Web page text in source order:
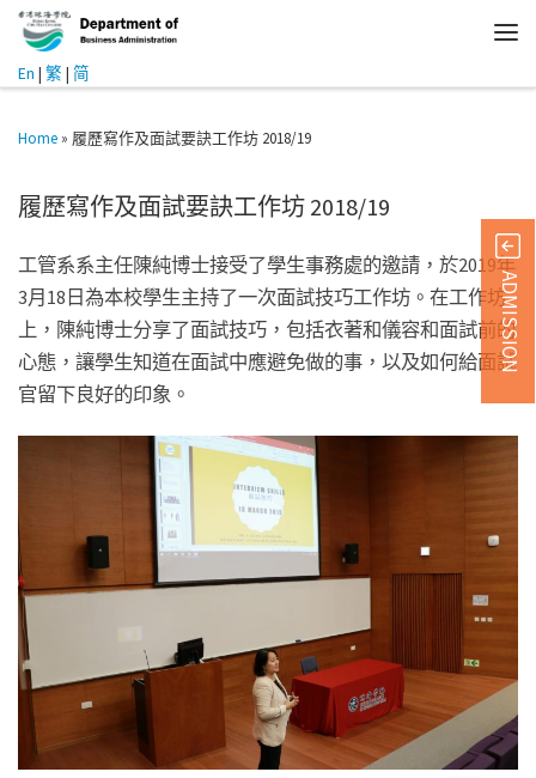
En | 繁 | 简
Home » 履歷寫作及面試要訣工作坊 2018/19
履歷寫作及面試要訣工作坊 2018/19
工管系系主任陳純博士接受了學生事務處的邀請，於2019年
3月18日為本校學生主持了一次面試技巧工作坊。在工作坊
上，陳純博士分享了面試技巧，包括衣著和儀容和面試前的
心態，讓學生知道在面試中應避免做的事，以及如何給面試
官留下良好的印象。
ADMISSION